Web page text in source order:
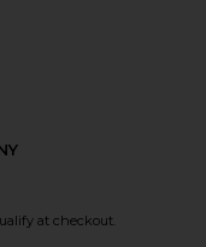
price:
at checkout.